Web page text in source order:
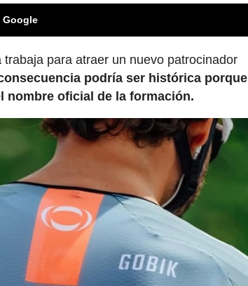
Google
para atraer un nuevo patrocinador
podría ser histórica porque
nombre oficial de la formación.